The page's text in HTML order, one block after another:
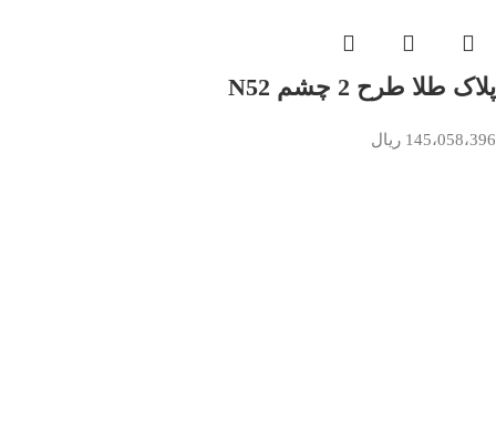
پلاک طلا طرح 2 چشم N52
145،058،396 ریال